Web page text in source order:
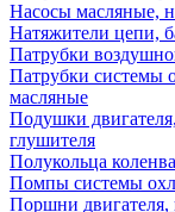
Насосы масляные,
Натяжители цепи,
Патрубки
Патрубки системы
масляные
Подушки
глушителя
Полукольца
Помпы системы
Поршни